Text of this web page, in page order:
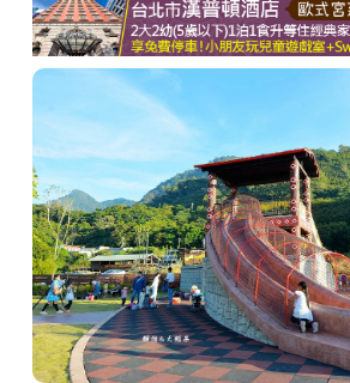
推薦景點
討論區
聯絡我們
APP下載